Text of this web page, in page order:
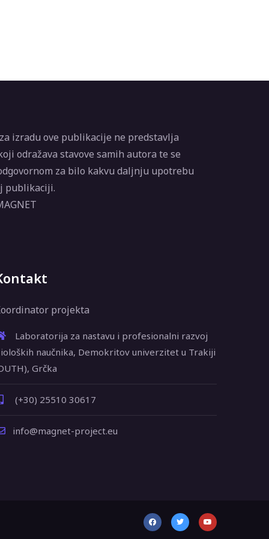
izradu ove publikacije ne predstavlja
odražava stavove samih autora te se
za bilo kakvu daljnju upotrebu
publikaciji.
projekta
Laboratorija za nastavu i profesionalni razvoj
naučnika, Demokritov univerzitet u Trakiji
Grčka
(+30) 25510 30617
info@magnet-project.eu